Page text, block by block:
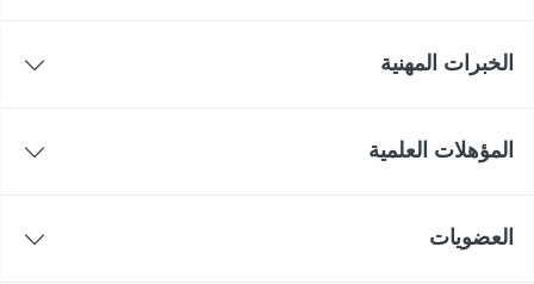
الخبرات المهنية
المؤهلات العلمية
العضويات